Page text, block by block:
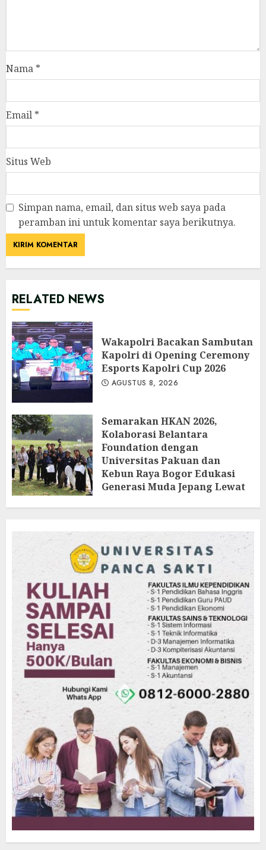
Nama *
Email *
Situs Web
Simpan nama, email, dan situs web saya pada
peramban ini untuk komentar saya berikutnya.
RELATED NEWS
Wakapolri Bacakan Sambutan
Kapolri di Opening Ceremony
Esports Kapolri Cup 2026
AGUSTUS 8, 2026
Semarakan HKAN 2026,
Kolaborasi Belantara
Foundation dengan
Universitas Pakuan dan
Kebun Raya Bogor Edukasi
Generasi Muda Jepang Lewat